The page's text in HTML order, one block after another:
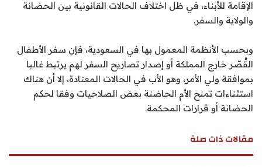
الإقامة للأبناء، في ظل اختلاف الحالات القانونية بين الحضانة
والولاية والسفر.
وبحسب الأنظمة المعمول بها في السعودية، فإن سفر الأطفال
القُصّر خارج المملكة أو إصدار تصاريح السفر لهم يرتبط غالبا
بموافقة ولي الأمر، وهو الأب في الحالات المعتادة، إلا أن هناك
استثناءات تمنح الأم الحاضنة بعض الصلاحيات وفقا لحكم
الحضانة أو قرارات المحكمة.
مقالات ذات صلة